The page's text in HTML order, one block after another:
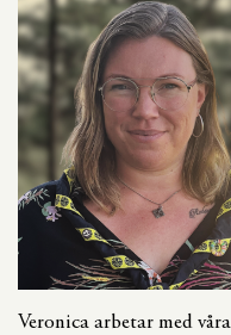
Veronica arbetar med